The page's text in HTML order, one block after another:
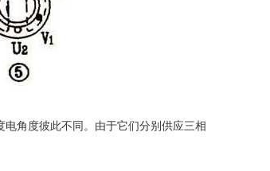
角度彼此不同。由于它们分别供应三相